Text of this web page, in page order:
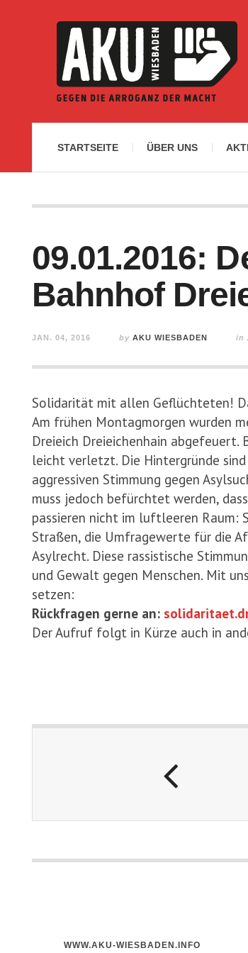
STARTSEITE ÜBER UNS
09.01.2016:
Bahnhof
JAN. 04, 2016 by AKU WIESBADEN in
Solidarität mit allen Geflüchteten!
Am frühen Montagmorgen wurden
Dreieich Dreieichenhain
leicht verletzt. Die Hintergründe
aggressiven Stimmung gegen
muss jedoch befürchtet werden,
passieren nicht im luftleeren Raum:
Straßen, die Umfragewerte für die
Asylrecht. Diese rassistische
und Gewalt gegen Menschen. Mit
setzen:
Rückfragen gerne an:
Der Aufruf folgt in Kürze auch in
WWW.AKU-WIESBADEN.INFO